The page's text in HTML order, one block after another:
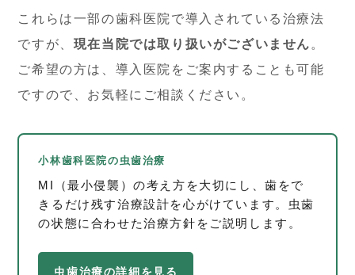
これらは一部の歯科医院で導入されている治療法
ですが、 現在当院では取り扱いがございません 。
ご希望の方は、導入医院をご案内することも可能
ですので、お気軽にご相談ください。
小林歯科医院の虫歯治療
MI（最小侵襲）の考え方を大切にし、歯をで
きるだけ残す治療設計を心がけています。虫歯
の状態に合わせた治療方針をご説明します。
虫歯治療の詳細を見る